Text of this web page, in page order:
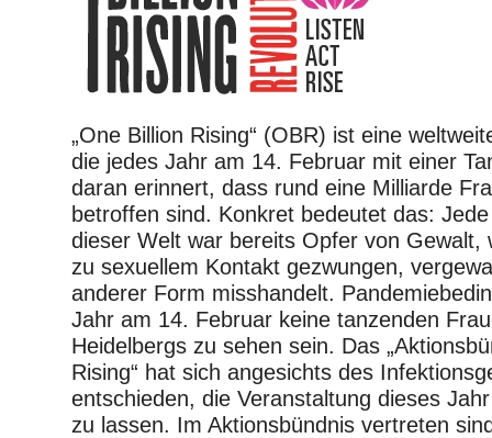
„One Billion Rising“ (OBR) ist eine
die jedes Jahr am 14. Februar mit einer
daran erinnert, dass rund eine Milliarde
betroffen sind. Konkret bedeutet das:
dieser Welt war bereits Opfer von Gewalt,
zu sexuellem Kontakt gezwungen,
anderer Form misshandelt.
Jahr am 14. Februar keine tanzenden
Heidelbergs zu sehen sein. Das
Rising“ hat sich angesichts des
entschieden, die Veranstaltung dieses
zu lassen. Im Aktionsbündnis vertreten